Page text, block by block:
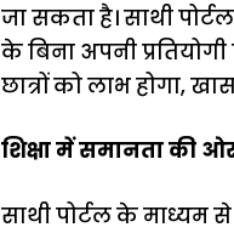
जा सकता है। साथी
के बिना अपनी
छात्रों को लाभ होगा,
शिक्षा में समानता की
साथी पोर्टल के माध्यम